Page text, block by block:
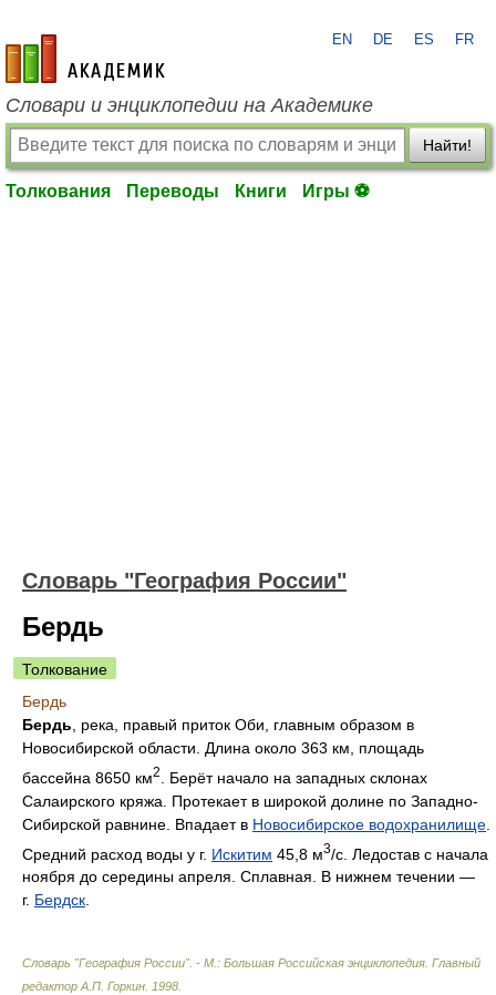
academic.ru
EN DE ES FR
Словари и энциклопедии на Академике
Найти!
Толкования Переводы Книги Игры ⚽
Словарь "География России"
Бердь
Толкование
Бердь
Бердь , река, правый приток Оби, главным образом в
Новосибирской области. Длина около 363 км, площадь
бассейна 8650 км2
. Берёт начало на западных склонах
Салаирского кряжа. Протекает в широкой долине по Западно-
Сибирской равнине. Впадает в Новосибирское водохранилище
Средний расход воды у г. Искитим 45,8 м3/с. Ледостав с начала
ноября до середины апреля. Сплавная. В нижнем течении —
г. Бердск.
Словарь "География России". - М.: Большая Российская энциклопедия Главный
редактор А.П. Горкин 1998